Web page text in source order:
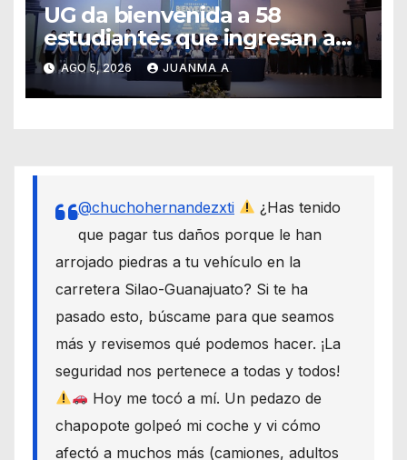
UG da bienvenida a 58
estudiantes que ingresan a
través de los programas de
equidad
AGO 5, 2026 JUANMA A
@chuchohernandezxti
¿Has tenido
que pagar tus daños porque le han
arrojado piedras a tu vehículo en la
carretera Silao-Guanajuato? Si te ha
pasado esto, búscame para que seamos
más y revisemos qué podemos hacer. ¡La
seguridad nos pertenece a todas y todos!
Hoy me tocó a mí. Un pedazo de
chapopote golpeó mi coche y vi cómo
afectó a muchos más (camiones, adultos